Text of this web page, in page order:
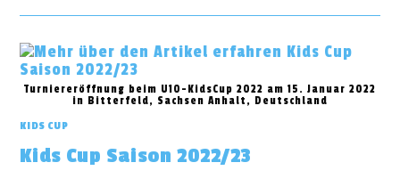
WERDEN
DER
MDL
Turniereröffnung beim U10-KidsCup 2022 am 15. Januar 2022
in Bitterfeld, Sachsen Anhalt, Deutschland
KIDS CUP
Kids Cup Saison 2022/23